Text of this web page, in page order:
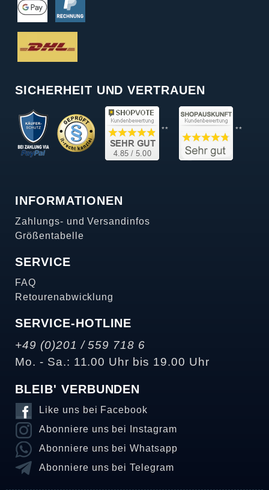
SICHERHEIT UND VERTRAUEN
** **
INFORMATIONEN
Zahlungs- und Versandinfos
Größentabelle
SERVICE
FAQ
Retourenabwicklung
SERVICE-HOTLINE
+49 (0)201 / 559 718 6
Mo. - Sa.: 11.00 Uhr bis 19.00 Uhr
BLEIB' VERBUNDEN
Like uns bei Facebook
Abonniere uns bei Instagram
Abonniere uns bei Whatsapp
Abonniere uns bei Telegram